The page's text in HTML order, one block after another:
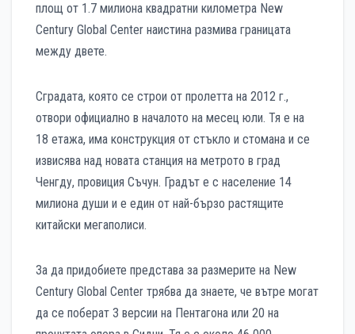
площ от 1.7 милиона квадратни километра New
Century Global Center наистина размива границата
между двете.
Сградата, която се строи от пролетта на 2012 г.,
отвори официално в началото на месец юли. Тя е на
18 етажа, има конструкция от стъкло и стомана и се
извисява над новата станция на метрото в град
Ченгду, провиция Съчун. Градът е с население 14
милиона души и е един от най-бързо растящите
китайски мегаполиси.
За да придобиете представа за размерите на New
Century Global Center трябва да знаете, че вътре могат
да се поберат 3 версии на Пентагона или 20 на